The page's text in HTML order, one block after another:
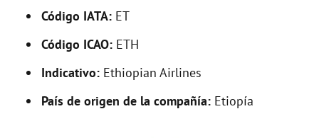
Código IATA: ET
Código ICAO: ETH
Indicativo: Ethiopian Airlines
País de origen de la compañía: Etiopía